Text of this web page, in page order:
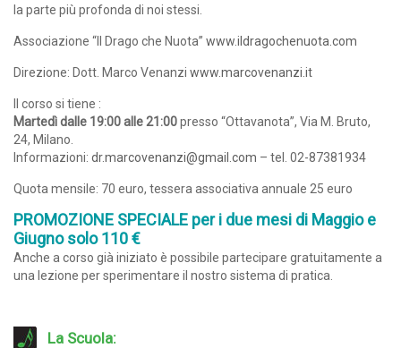
la parte più profonda di noi stessi.
Associazione “Il Drago che Nuota” www.ildragochenuota.com
Direzione: Dott. Marco Venanzi www.marcovenanzi.it
Il corso si tiene :
Martedì dalle 19:00 alle 21:00presso “Ottavanota”, Via M. Bruto,
24, Milano.
Informazioni: dr.marcovenanzi@gmail.com – tel. 02-87381934
Quota mensile: 70 euro, tessera associativa annuale 25 euro
PROMOZIONE SPECIALE per i due mesi di Maggio e
Giugno solo 110 €
Anche a corso già iniziato è possibile partecipare gratuitamente a
una lezione per sperimentare il nostro sistema di pratica.
La Scuola: